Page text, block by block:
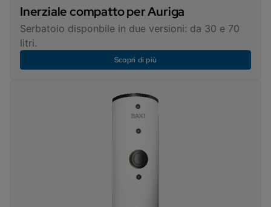
Inerziale compatto per Auriga
Serbatoio disponbile in due versioni: da 30 e 70
litri.
Scopri di più